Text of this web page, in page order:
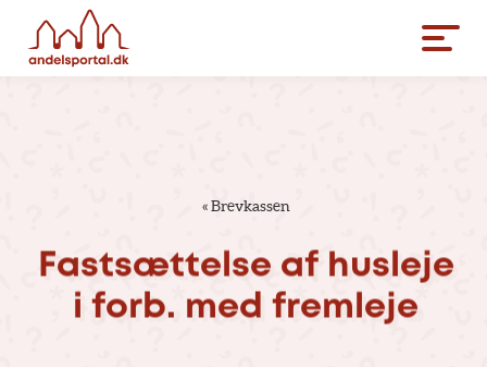
«Brevkassen
Fastsættelse af husleje
i forb. med fremleje